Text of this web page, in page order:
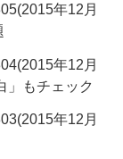
年12月
年12月
」もチェック
年12月